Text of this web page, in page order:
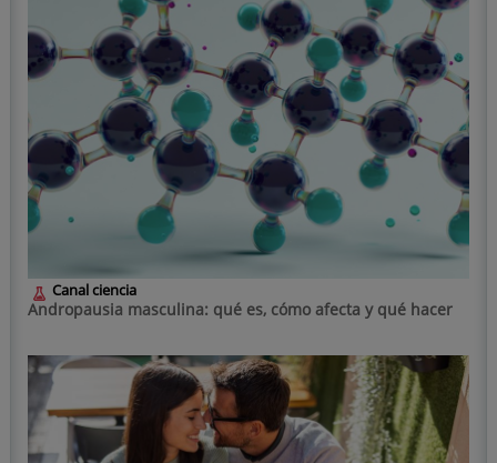
Canal ciencia
Andropausia masculina: qué es, cómo afecta y qué hacer